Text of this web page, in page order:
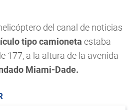
del canal de noticias
tipo camioneta estaba
177, a la altura de la avenida
Miami-Dade.